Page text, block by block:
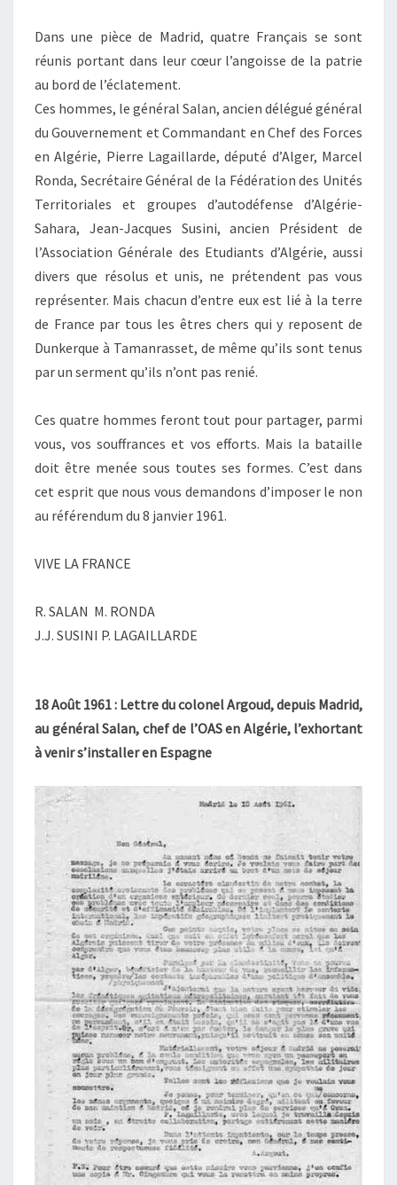
Dans une pièce de Madrid, quatre Français se sont
réunis portant dans leur cœur l’angoisse de la patrie
au bord de l’éclatement.
Ces hommes, le général Salan, ancien délégué général
du Gouvernement et Commandant en Chef des Forces
en Algérie, Pierre Lagaillarde, député d’Alger, Marcel
Ronda, Secrétaire Général de la Fédération des Unités
Territoriales et groupes d’autodéfense d’Algérie-
Sahara, Jean-Jacques Susini, ancien Président de
l’Association Générale des Etudiants d’Algérie, aussi
divers que résolus et unis, ne prétendent pas vous
représenter. Mais chacun d’entre eux est lié à la terre
de France par tous les êtres chers qui y reposent de
Dunkerque à Tamanrasset, de même qu’ils sont tenus
par un serment qu’ils n’ont pas renié.
Ces quatre hommes feront tout pour partager, parmi
vous, vos souffrances et vos efforts. Mais la bataille
doit être menée sous toutes ses formes. C’est dans
cet esprit que nous vous demandons d’imposer le non
au référendum du 8 janvier 1961.
VIVE LA FRANCE
R. SALAN M. RONDA
J.J. SUSINI P. LAGAILLARDE
18 Août 1961 : Lettre du colonel Argoud, depuis Madrid,
au général Salan, chef de l’OAS en Algérie, l’exhortant
à venir s’installer en Espagne